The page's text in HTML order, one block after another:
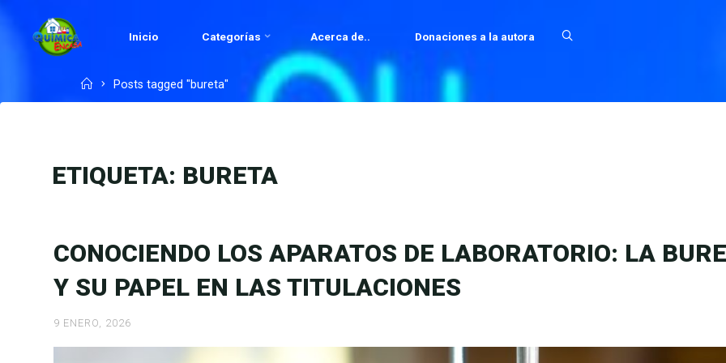
CASA.COM
Inicio Categorías Acerca de.. Donaciones a la autora
HomePosts tagged "bureta"
ETIQUETA: BURETA
CONOCIENDO LOS APARATOS DE LABORATORIO: LA
Y SU PAPEL EN LAS TITULACIONES
9 ENERO, 2026